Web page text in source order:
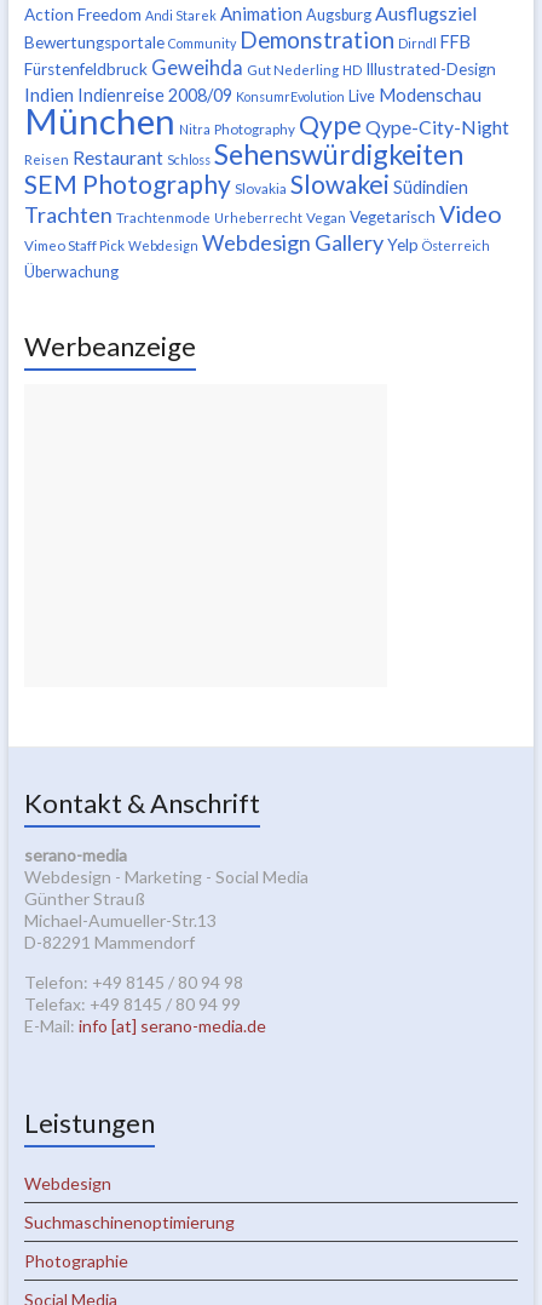
Action Freedom Andi Starek Animation Augsburg Ausflugsziel
Bewertungsportale Community Demonstration Dirndl FFB
Fürstenfeldbruck Geweihda Gut Nederling HD Illustrated-Design
Indien Indienreise 2008/09 KonsumrEvolution Live Modenschau
München Nitra Photography Qype Qype-City-Night
Reisen Restaurant Schloss Sehenswürdigkeiten
SEM Photography Slovakia Slowakei Südindien
Trachten Trachtenmode Urheberrecht Vegan Vegetarisch Video
Vimeo Staff Pick Webdesign Webdesign Gallery Yelp Österreich
Überwachung
Werbeanzeige
Kontakt & Anschrift
serano-media
Webdesign - Marketing - Social Media
Günther Strauß
Michael-Aumueller-Str.13
D-82291 Mammendorf
Telefon: +49 8145 / 80 94 98
Telefax: +49 8145 / 80 94 99
E-Mail: info [at] serano-media.de
Leistungen
Webdesign
Suchmaschinenoptimierung
Photographie
Social Media